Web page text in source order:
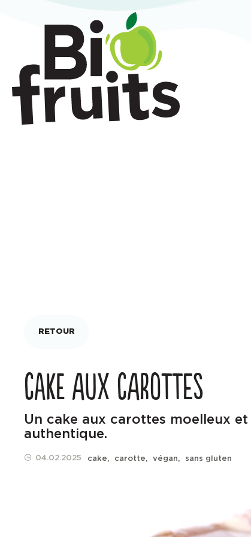
RETOUR
CAKE AUX CAROTTES
Un cake aux carottes moelleux
authentique.
04.02.2025 cake carotte végan sans gluten